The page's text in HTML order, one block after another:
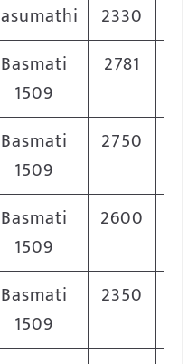
2330
Basmati
1509
2781
Basmati
1509
2750
Basmati
1509
2600
Basmati
1509
2350